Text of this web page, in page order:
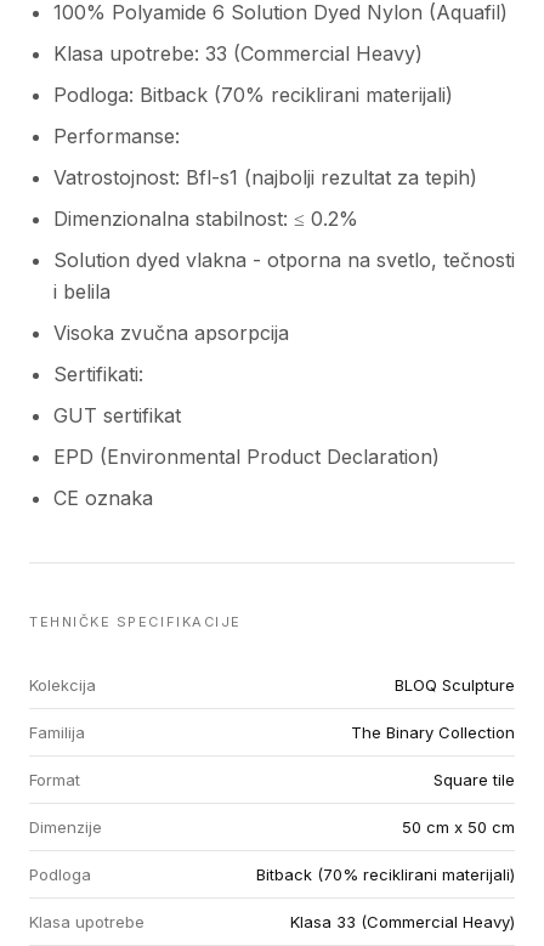
100% Polyamide 6 Solution Dyed Nylon (Aquafil)
Klasa upotrebe: 33 (Commercial Heavy)
Podloga: Bitback (70% reciklirani materijali)
Performanse:
Vatrostojnost: Bfl-s1 (najbolji rezultat za tepih)
Dimenzionalna stabilnost: ≤ 0.2%
Solution dyed vlakna - otporna na svetlo, tečnosti
i belila
Visoka zvučna apsorpcija
Sertifikati:
GUT sertifikat
EPD (Environmental Product Declaration)
CE oznaka
TEHNIČKE SPECIFIKACIJE
Kolekcija BLOQ Sculpture
Familija The Binary Collection
Format Square tile
Dimenzije 50 cm x 50 cm
Podloga Bitback (70% reciklirani materijali)
Klasa upotrebe Klasa 33 (Commercial Heavy)